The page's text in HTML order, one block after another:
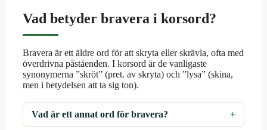
Vad betyder bravera i korsord?
Bravera är ett äldre ord för att skryta eller skrävla, ofta med
överdrivna påståenden. I korsord är de vanligaste
synonymerna ”skröt” (pret. av skryta) och ”lysa” (skina,
men i betydelsen att ta sig ton).
Vad är ett annat ord för bravera?